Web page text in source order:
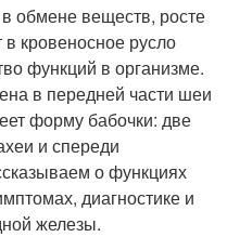
обмене веществ, росте
кровеносное русло
функций в организме.
в передней части шеи
форму бабочки: две
и спереди
о функциях
диагностике и
железы.